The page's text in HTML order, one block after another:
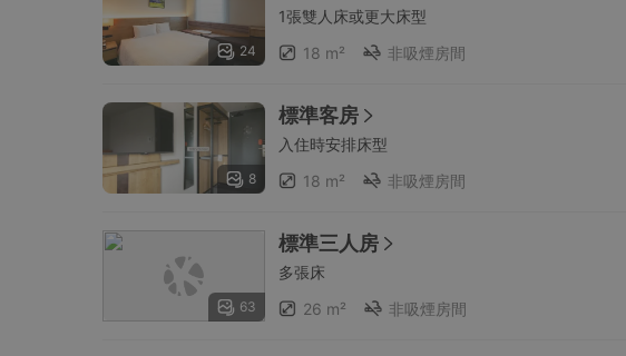
24
1張雙人床或更大床型
18 m²
非吸煙房間
8
標準客房
入住時安排床型
18 m²
非吸煙房間
63
標準三人房
多張床
26 m²
非吸煙房間